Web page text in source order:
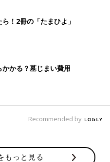
！2冊の「たまひよ」
かる？墓じまい費用
Recommended by
もっと見る